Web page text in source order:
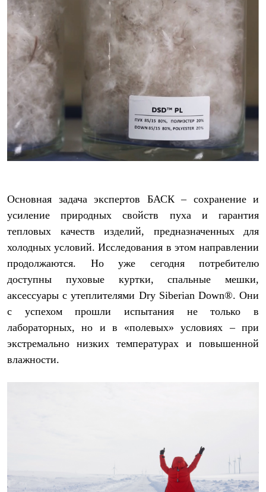
Основная задача экспертов БАСК – сохранение и
усиление природных свойств пуха и гарантия
тепловых качеств изделий, предназначенных для
холодных условий. Исследования в этом направлении
продолжаются. Но уже сегодня потребителю
доступны пуховые куртки, спальные мешки,
аксессуары с утеплителями Dry Siberian Down®. Они
с успехом прошли испытания не только в
лабораторных, но и в «полевых» условиях – при
экстремально низких температурах и повышенной
влажности.